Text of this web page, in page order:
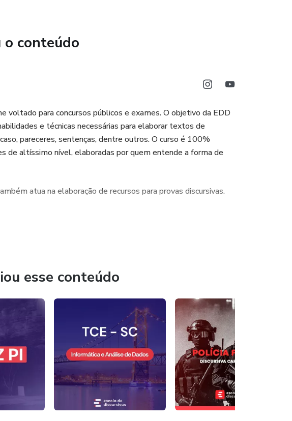
cargo público está mais próxima do que você imagina!
NO FORMATO DA BANCA FGV;
E DE ALTO NÍVEL;
E DIRETO AO PONTO;
7 DIAS.
e de alto nível!
apenas 1 hora por semana para praticar. Assim, você
confiança na discursiva.
certeza, será um fator decisivo!
sua aprovação?! A decisão é sua! 🫵
o conteúdo
voltado para concursos públicos e exames. O objetivo da EDD
e técnicas necessárias para elaborar textos de
pareceres, sentenças, dentre outros. O curso é 100%
de altíssimo nível, elaboradas por quem entende a forma de
atua na elaboração de recursos para provas discursivas.
esse conteúdo